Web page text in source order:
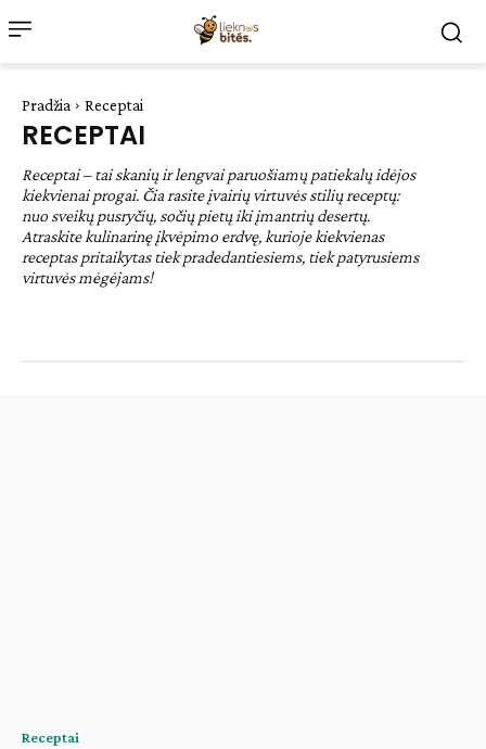
Pradžia Receptai
RECEPTAI
Receptai – tai skanių ir lengvai paruošiamų patiekalų idėjos
kiekvienai progai. Čia rasite įvairių virtuvės stilių receptų:
nuo sveikų pusryčių, sočių pietų iki įmantrių desertų.
Atraskite kulinarinę įkvėpimo erdvę, kurioje kiekvienas
receptas pritaikytas tiek pradedantiesiems, tiek patyrusiems
virtuvės mėgėjams!
Receptai